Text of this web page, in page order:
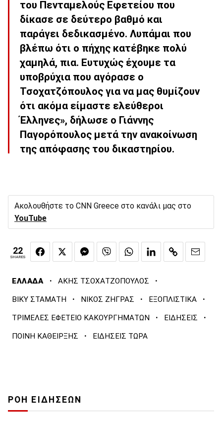
του Πενταμελούς Εφετείου που
δίκασε σε δεύτερο βαθμό και
παράγει δεδικασμένο. Λυπάμαι που
βλέπω ότι ο πήχης κατέβηκε πολύ
χαμηλά, πια. Ευτυχώς έχουμε τα
υποβρύχια που αγόρασε ο
Τσοχατζόπουλος για να μας θυμίζουν
ότι ακόμα είμαστε ελεύθεροι
Έλληνες», δήλωσε ο Γιάννης
Παγορόπουλος μετά την ανακοίνωση
της απόφασης του δικαστηρίου.
Ακολουθήστε το CNN Greece στο κανάλι μας στο
YouTube
22
SHARES
ΕΛΛΑΔΑ · ΑΚΗΣ ΤΣΟΧΑΤΖΟΠΟΥΛΟΣ ·
ΒΙΚΥ ΣΤΑΜΑΤΗ · ΝΙΚΟΣ ΖΗΓΡΑΣ · ΕΞΟΠΛΙΣΤΙΚΑ ·
ΤΡΙΜΕΛΕΣ ΕΦΕΤΕΙΟ ΚΑΚΟΥΡΓΗΜΑΤΩΝ · ΕΙΔΗΣΕΙΣ ·
ΠΟΙΝΗ ΚΑΘΕΙΡΞΗΣ · ΕΙΔΗΣΕΙΣ ΤΩΡΑ
ΡΟΗ ΕΙΔΗΣΕΩΝ